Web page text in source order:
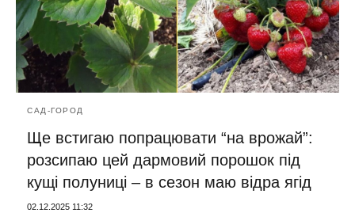
САД-ГОРОД
Ще встигаю попрацювати “на врожай”:
розсипаю цей дармовий порошок під
кущі полуниці – в сезон маю відра ягід
02.12.2025 11:32